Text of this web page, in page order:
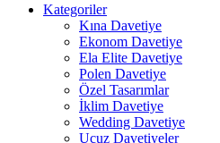
Kategoriler
Kına Davetiye
Ekonom Davetiye
Ela Elite Davetiye
Polen Davetiye
Özel Tasarımlar
İklim Davetiye
Wedding Davetiye
Ucuz Davetiyeler